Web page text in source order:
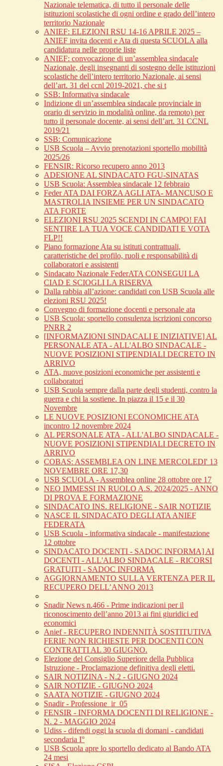
Nazionale telematica, di tutto il personale delle
istituzioni scolastiche di ogni ordine e grado dell’intero
territorio Nazionale
ANIEF: ELEZIONI RSU 14-16 APRILE 2025 –
ANIEF invita docenti e Ata di questa SCUOLA alla
candidatura nelle proprie liste
ANIEF: convocazione di un’assemblea sindacale
Nazionale, degli insegnanti di sostegno delle istituzioni
scolastiche dell’intero territorio Nazionale, ai sensi
dell’art. 31 del ccnl 2019-2021, che si t
SSB: Informativa sindacale
Indizione di un’assemblea sindacale provinciale in
orario di servizio in modalità online, da remoto) per
tutto il personale docente, ai sensi dell’art. 31 CCNL
2019/21
SSB: Comunicazione
USB Scuola – Avvio prenotazioni sportello mobilità
2025/26
FENSIR: Ricorso recupero anno 2013
ADESIONE AL SINDACATO FGU-SINATAS
USB Scuola: Assemblea sindacale 12 febbraio
Feder ATA DAI FORZA AGLI ATA- MANCUSO E
MASTROLIA INSIEME PER UN SINDACATO
ATA FORTE
ELEZIONI RSU 2025 SCENDI IN CAMPO! FAI
SENTIRE LA TUA VOCE CANDIDATI E VOTA
FLP!!
Piano formazione Ata su istituti contrattuali,
caratteristiche del profilo, ruoli e responsabilità di
collaboratori e assistenti
Sindacato Nazionale FederATA CONSEGUI LA
CIAD E SCIOGLI LA RISERVA
Dalla rabbia all’azione: candidati con USB Scuola alle
elezioni RSU 2025!
Convegno di formazione docenti e personale ata
USB Scuola: sportello consulenza iscrizioni concorso
PNRR 2
[INFORMAZIONI SINDACALI E INIZIATIVE] AL
PERSONALE ATA - ALL'ALBO SINDACALE -
NUOVE POSIZIONI STIPENDIALI DECRETO IN
ARRIVO
ATA, nuove posizioni economiche per assistenti e
collaboratori
USB Scuola sempre dalla parte degli studenti, contro la
guerra e chi la sostiene. In piazza il 15 e il 30
Novembre
LE NUOVE POSIZIONI ECONOMICHE ATA
incontro 12 novembre 2024
AL PERSONALE ATA - ALL'ALBO SINDACALE -
NUOVE POSIZIONI STIPENDIALI DECRETO IN
ARRIVO
COBAS: ASSEMBLEA ON LINE MERCOLEDI' 13
NOVEMBRE ORE 17,30
USB SCUOLA - Assemblea online 28 ottobre ore 17
NEO IMMESSI IN RUOLO A.S. 2024/2025 - ANNO
DI PROVA E FORMAZIONE
SINDACATO INS. RELIGIONE - SAIR NOTIZIE
NASCE IL SINDACATO DEGLI ATA ANIEF
FEDERATA
USB Scuola - informativa sindacale - manifestazione
12 ottobre
SINDACATO DOCENTI - SADOC INFORMA] AI
DOCENTI - ALL'ALBO SINDACALE - RICORSI
GRATUITI - SADOC INFORMA
AGGIORNAMENTO SULLA VERTENZA PER IL
RECUPERO DELL’ANNO 2013
Snadir News n.466 - Prime indicazioni per il
riconoscimento dell’anno 2013 ai fini giuridici ed
economici
Anief - RECUPERO INDENNITÀ SOSTITUTIVA
FERIE NON RICHIESTE PER DOCENTI CON
CONTRATTI AL 30 GIUGNO.
Elezione del Consiglio Superiore della Pubblica
Istruzione - Proclamazione definitiva degli eletti.
SAIR NOTIZINA - N.2 - GIUGNO 2024
SAIR NOTIZIE - GIUGNO 2024
SAATA NOTIZIE - GIUGNO 2024
Snadir - Professione_ir_05
FENSIR - INFORMA DOCENTI DI RELIGIONE -
N. 2 - MAGGIO 2024
Udiss - difendi oggi la scuola di domani - candidati
secondaria I°
USB Scuola apre lo sportello dedicato al Bando ATA
24 mesi